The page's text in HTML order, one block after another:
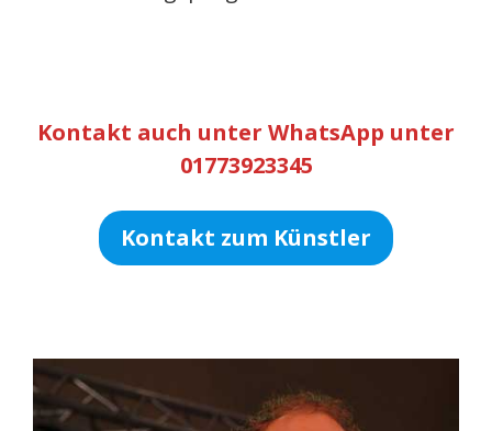
Kontakt auch unter WhatsApp unter
01773923345
Kontakt zum Künstler